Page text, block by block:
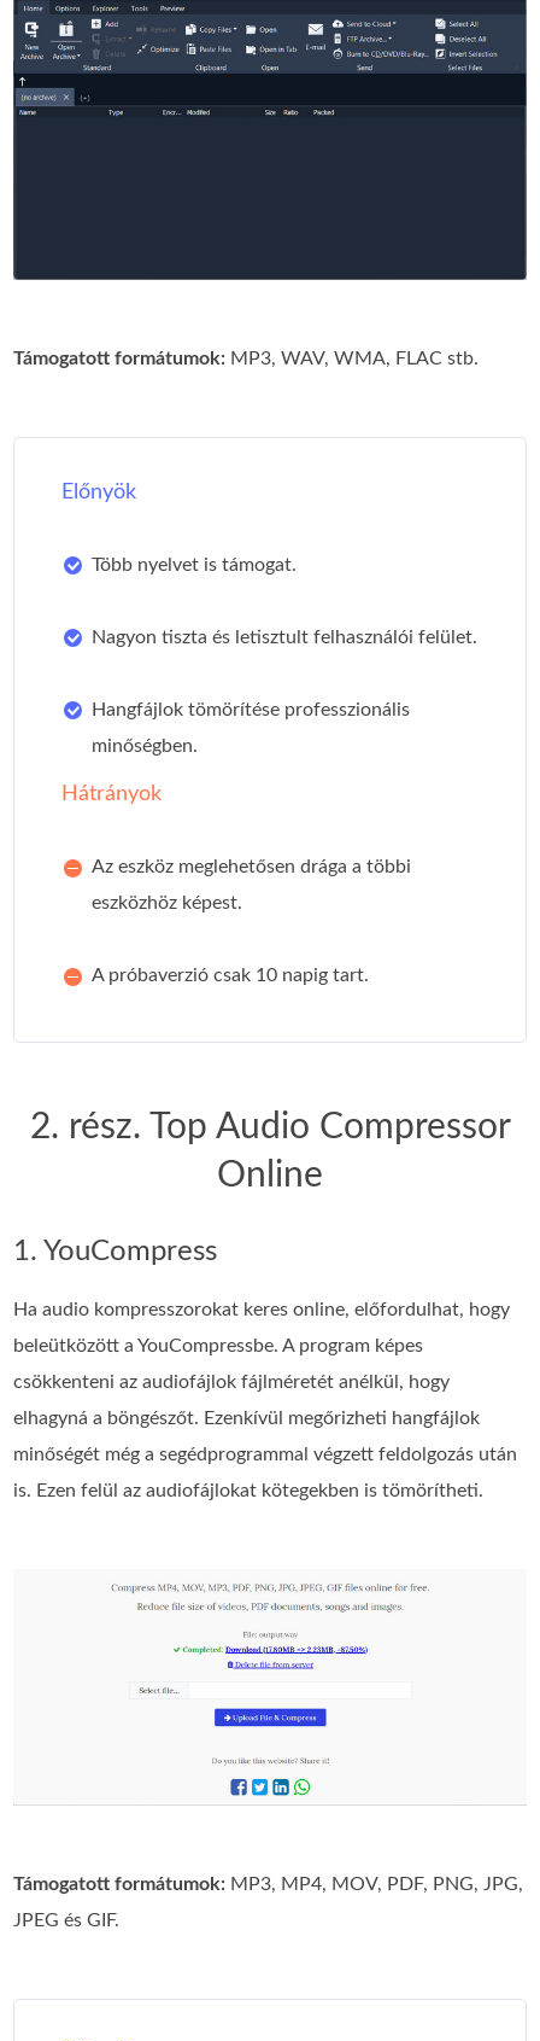
Támogatott formátumok: MP3, WAV, WMA, FLAC stb.
Előnyök
Több nyelvet is támogat.
Nagyon tiszta és letisztult felhasználói felület.
Hangfájlok tömörítése professzionális
minőségben.
Hátrányok
Az eszköz meglehetősen drága a többi
eszközhöz képest.
A próbaverzió csak 10 napig tart.
2. rész. Top Audio Compressor
Online
1. YouCompress
Ha audio kompresszorokat keres online, előfordulhat, hogy
beleütközött a YouCompressbe. A program képes
csökkenteni az audiofájlok fájlméretét anélkül, hogy
elhagyná a böngészőt. Ezenkívül megőrizheti hangfájlok
minőségét még a segédprogrammal végzett feldolgozás után
is. Ezen felül az audiofájlokat kötegekben is tömörítheti.
Támogatott formátumok: MP3, MP4, MOV, PDF, PNG, JPG,
JPEG és GIF.